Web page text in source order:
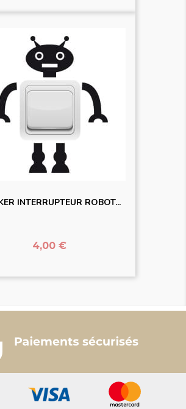
INTERRUPTEUR ROBOT...
Prix
4,00 €